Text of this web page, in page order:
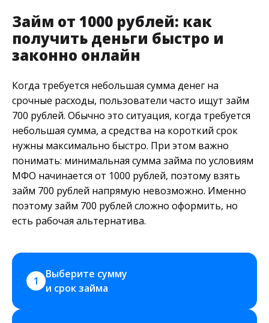
Займ от 1000 рублей: как
получить деньги быстро и
законно онлайн
Когда требуется небольшая сумма денег на
срочные расходы, пользователи часто ищут займ
700 рублей. Обычно это ситуация, когда требуется
небольшая сумма, а средства на короткий срок
нужны максимально быстро. При этом важно
понимать: минимальная сумма займа по условиям
МФО начинается от 1000 рублей, поэтому взять
займ 700 рублей напрямую невозможно. Именно
поэтому займ 700 рублей сложно оформить, но
есть рабочая альтернатива.
1
Выберите сумму
и срок займа